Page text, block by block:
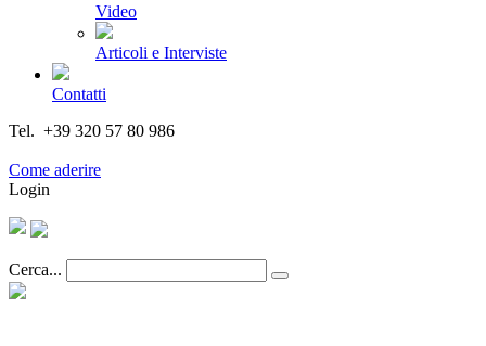
Video
Articoli e Interviste
Contatti
Tel. +39 320 57 80 986
Come aderire
Login
Cerca...